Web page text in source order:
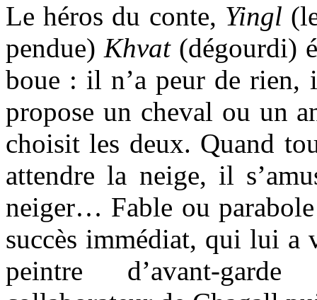
Le héros du conte, Yingl
pendue) Khvat(dégourdi)
boue : il n’a peur de rien,
propose un cheval ou un
choisit les deux. Quand
attendre la neige, il
neiger… Fable ou
succès immédiat, qui lui a
peintre d’avant-